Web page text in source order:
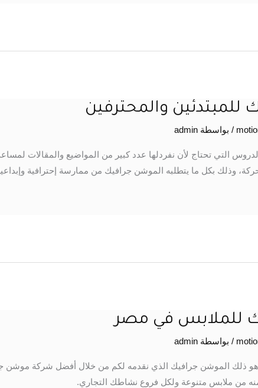
والمحترفين
/ بواسطة admin
التي تحتاج لأن نفردلها عدد كبير من المواضيع والمقالات
وذلك بكل ما يتطلبه الموشن جرافيك من ممارسة إحترافية
للملابس في مصر
/ بواسطة admin
ذلك الموشن جرافيك الذي نقدمه لكم من خلال أفضل شركة
من ملابس متنوعة ولكل فروع نشاطك التجاري.